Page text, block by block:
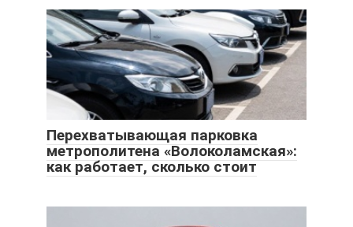
Перехватывающая парковка
метрополитена «Волоколамская»:
как работает, сколько стоит